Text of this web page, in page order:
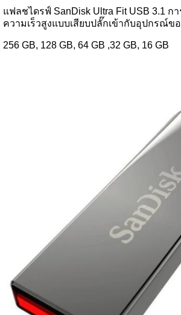
แฟลชไดรฟ์ SanDisk Ultra Fit USB 3.1 ก
ความเร็วสูงแบบเสียบปลั๊กเข้ากับอุปกรณ์ข
256 GB, 128 GB, 64 GB ,32 GB, 16 GB